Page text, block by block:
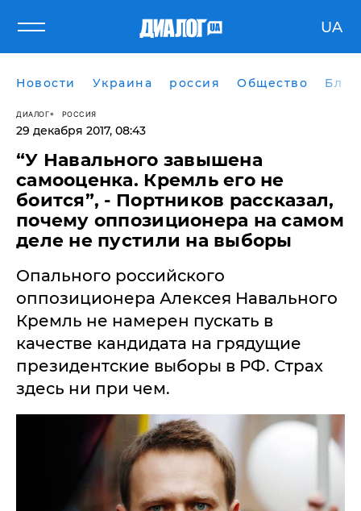
UA
Новости Украина россия Общество
ДИАЛОГ РОССИЯ
29 декабря 2017, 08:43
​“У Навального завышена
самооценка. Кремль его не
боится”, - Портников рассказал,
почему оппозиционера на самом
деле не пустили на выборы
Опального российского
оппозиционера Алексея Навального
Кремль не намерен пускать в
качестве кандидата на грядущие
президентские выборы в РФ. Страх
здесь ни при чем.